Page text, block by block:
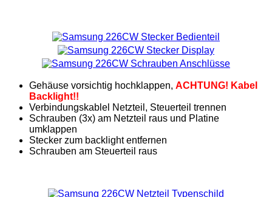
Gehäuse vorsichtig hochklappen, ACHTUNG! Kabel
Backlight!!
Verbindungskablel Netzteil, Steuerteil trennen
Schrauben (3x) am Netzteil raus und Platine
umklappen
Stecker zum backlight entfernen
Schrauben am Steuerteil raus